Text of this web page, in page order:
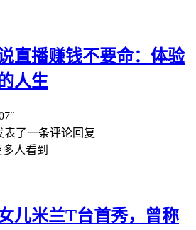
直播赚钱不要命：体验
人生
表了一条评论回复
人看到
儿米兰T台首秀，曾称